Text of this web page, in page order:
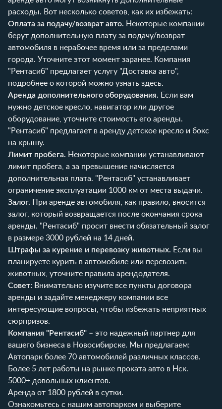
расходы. Вот несколько советов, как их избежать:
Оплата за подачу/возврат авто. Некоторые компании
берут дополнительную плату за подачу/возврат
автомобиля в нерабочее время или за пределами
города. Уточните этот момент заранее. Компания
"Рентасиб" предлагает услугу "Доставка авто",
подробнее о которой можно узнать здесь.
Аренда дополнительного оборудования. Если вам
нужно детское кресло, навигатор или другое
оборудование, уточните стоимость его аренды.
"Рентасиб" предлагает в аренду детское кресло и бокс
на крышу.
Лимит пробега. Некоторые компании устанавливают
лимит пробега, а за превышение начисляется
дополнительная плата. "Рентасиб" устанавливает
ограничение эксплуатации 1000 км от места выдачи.
Залог. При аренде автомобиля, как правило, вносится
залог, который возвращается после окончания срока
аренды. "Рентасиб" просит внести обязательный залог
в размере 3000 рублей на 14 дней.
Штрафы за курение и перевозку животных. Если вы
планируете курить в автомобиле или перевозить
животных, уточните правила арендодателя.
Совет: Внимательно изучите все пункты договора
аренды и задайте менеджеру компании все
интересующие вопросы, чтобы избежать неприятных
сюрпризов.
Компания "Рентасиб" – это надежный партнер для
вашего бизнеса в Новосибирске. Мы предлагаем:
Автопарк более 70 автомобилей различных классов.
Более 5 лет работы на рынке проката авто в Нск.
5000+ довольных клиентов.
Аренда от 1800 рублей в сутки.
Ознакомьтесь с нашим автопарком и выберите